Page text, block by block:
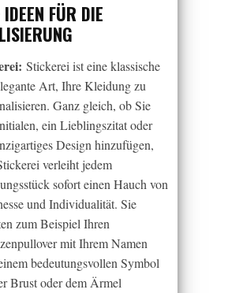
FÜR DIE
Stickerei ist eine klassische
Art, Ihre Kleidung zu
Ganz gleich, ob Sie
ein Lieblingszitat oder
Design hinzufügen,
verleiht jedem
sofort einen Hauch von
und Individualität. Sie
zum Beispiel Ihren
mit Ihrem Namen
bedeutungsvollen Symbol
Brust oder dem Ärmel